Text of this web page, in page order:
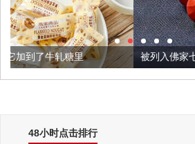
被列入佛家七宝的它到底有多美？
48小时点击排行